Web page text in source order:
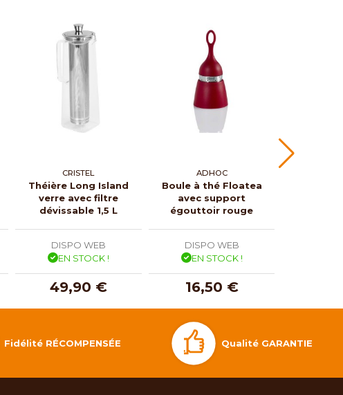
CRISTEL
Théière Long Island
verre avec filtre
dévissable 1,5 L
DISPO WEB
EN STOCK !
49,90 €
ADHOC
Boule à thé Floatea
avec support
égouttoir rouge
DISPO WEB
EN STOCK !
16,50 €
Fidélité RÉCOMPENSÉE Qualité GARANTIE